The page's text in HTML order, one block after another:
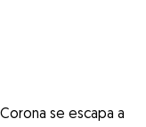
se escapa a